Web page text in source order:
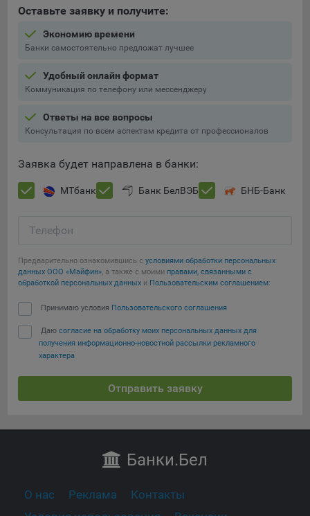
Оставьте заявку и получите:
Экономию времени
Банки самостоятельно предложат лучшее
Удобный онлайн формат
Коммуникация по телефону или мессенджеру
Ответы на все вопросы
Консультация по всем аспектам кредита от профессионалов
Заявка будет направлена в банки:
МТбанк Банк БелВЭБ БНБ-Банк
Телефон
Предварительно ознакомившись с условиями обработки персональных
данных ООО «Майфин», а также с моими правами, связанными с
обработкой персональных данных и Пользовательским соглашением:
Принимаю условия Пользовательского соглашения
Даю согласие на обработку моих персональных данных для
получения информационно-новостной рассылки рекламного
характера
Отправить заявку
Банки.Бел
О нас Реклама
Контакты